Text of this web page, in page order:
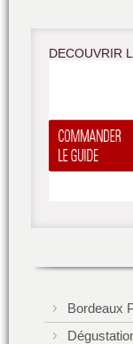
DECOUVRIR
Bordeaux